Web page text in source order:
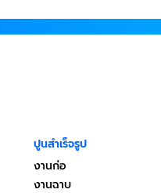
ปูนสำเร็จรูป
งานก่อ
งานฉาบ